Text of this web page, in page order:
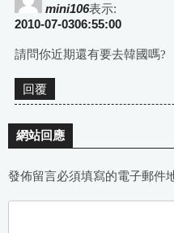
mini106表示:
2010-07-0306:55:00
請問你近期還有要去韓國嗎?
回覆
網站回應
發佈留言必須填寫的電子郵件